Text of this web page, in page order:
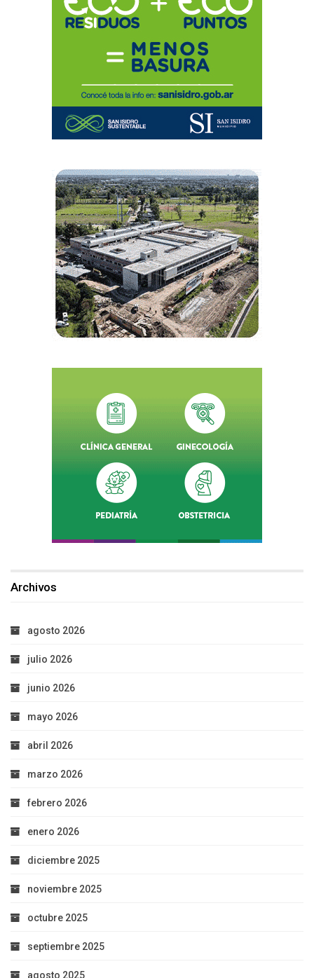
Archivos
agosto 2026
julio 2026
junio 2026
mayo 2026
abril 2026
marzo 2026
febrero 2026
enero 2026
diciembre 2025
noviembre 2025
octubre 2025
septiembre 2025
agosto 2025